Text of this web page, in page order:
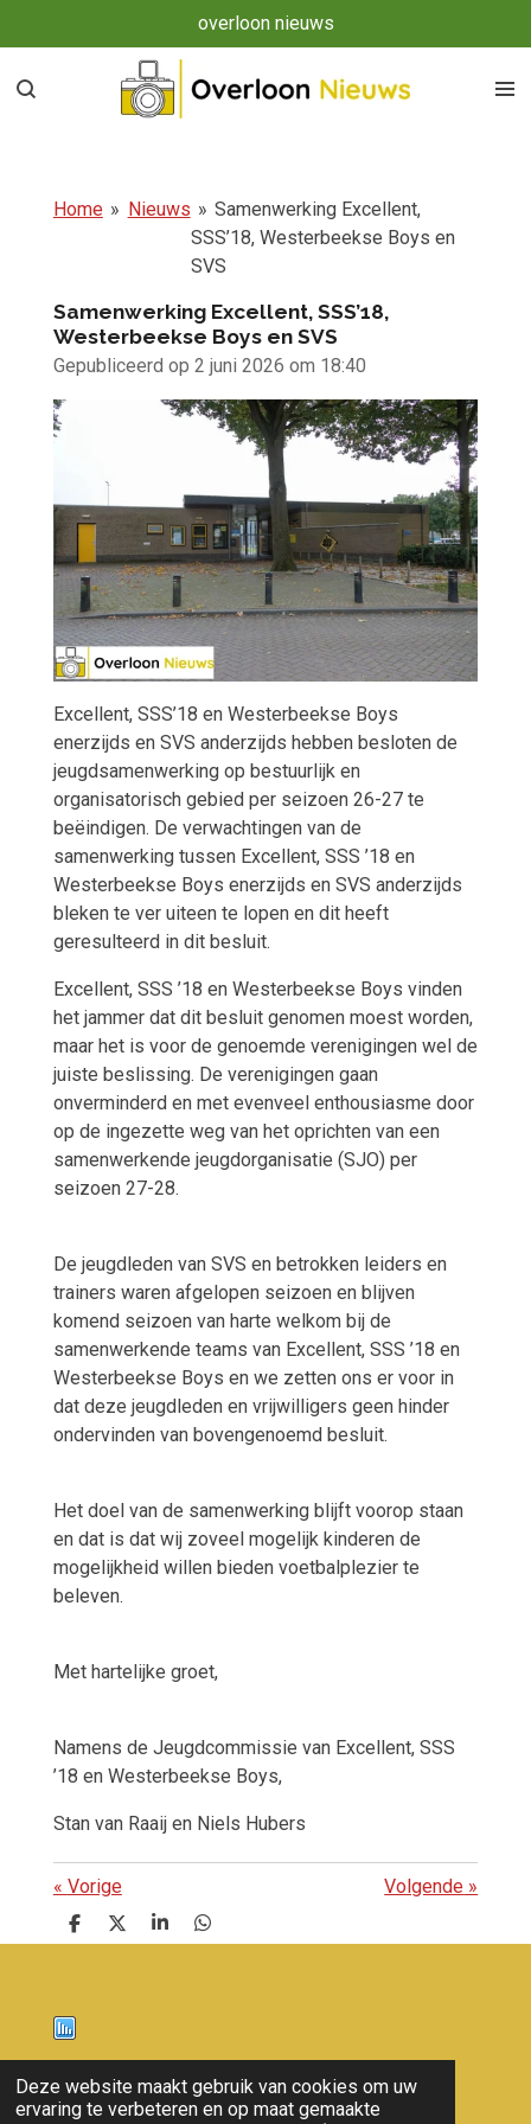
Deze website maakt gebruik van cookies om uw
ervaring te verbeteren en op maat gemaakte
direct
naar
overloon nieuws
Home » Nieuws » Samenwerking Excellent,
SSS’18, Westerbeekse Boys en
SVS
Samenwerking Excellent, SSS’18,
Westerbeekse Boys en SVS
Gepubliceerd op 2 juni 2026 om 18:40
Excellent, SSS’18 en Westerbeekse Boys
enerzijds en SVS anderzijds hebben besloten de
jeugdsamenwerking op bestuurlijk en
organisatorisch gebied per seizoen 26-27 te
beëindigen. De verwachtingen van de
samenwerking tussen Excellent, SSS ’18 en
Westerbeekse Boys enerzijds en SVS anderzijds
bleken te ver uiteen te lopen en dit heeft
geresulteerd in dit besluit.
Excellent, SSS ’18 en Westerbeekse Boys vinden
het jammer dat dit besluit genomen moest worden,
maar het is voor de genoemde verenigingen wel de
juiste beslissing. De verenigingen gaan
onverminderd en met evenveel enthousiasme door
op de ingezette weg van het oprichten van een
samenwerkende jeugdorganisatie (SJO) per
seizoen 27-28.
De jeugdleden van SVS en betrokken leiders en
trainers waren afgelopen seizoen en blijven
komend seizoen van harte welkom bij de
samenwerkende teams van Excellent, SSS ’18 en
Westerbeekse Boys en we zetten ons er voor in
dat deze jeugdleden en vrijwilligers geen hinder
ondervinden van bovengenoemd besluit.
Het doel van de samenwerking blijft voorop staan
en dat is dat wij zoveel mogelijk kinderen de
mogelijkheid willen bieden voetbalplezier te
beleven.
Met hartelijke groet,
Namens de Jeugdcommissie van Excellent, SSS
’18 en Westerbeekse Boys,
Stan van Raaij en Niels Hubers
« Vorige Volgende »
D
e
D
e
S
h
D
e
Nieuws
© 2011 - 2026 overloon nieuws